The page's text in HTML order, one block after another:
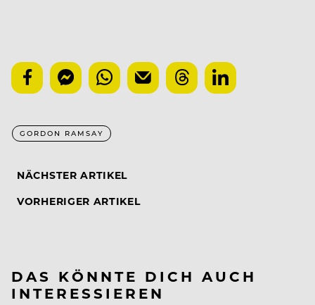
GORDON RAMSAY
NÄCHSTER ARTIKEL
VORHERIGER ARTIKEL
DAS KÖNNTE DICH AUCH
INTERESSIEREN